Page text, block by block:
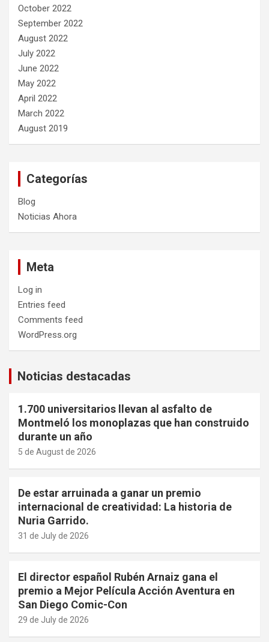
October 2022
September 2022
August 2022
July 2022
June 2022
May 2022
April 2022
March 2022
August 2019
Categorías
Blog
Noticias Ahora
Meta
Log in
Entries feed
Comments feed
WordPress.org
Noticias destacadas
1.700 universitarios llevan al asfalto de
Montmeló los monoplazas que han construido
durante un año
5 de August de 2026
De estar arruinada a ganar un premio
internacional de creatividad: La historia de
Nuria Garrido.
31 de July de 2026
El director español Rubén Arnaiz gana el
premio a Mejor Película Acción Aventura en
San Diego Comic-Con
29 de July de 2026